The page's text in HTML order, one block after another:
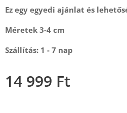
Ez egy egyedi ajánlat és
Méretek 3-4 cm
Szállítás: 1 - 7 nap
14 999 Ft